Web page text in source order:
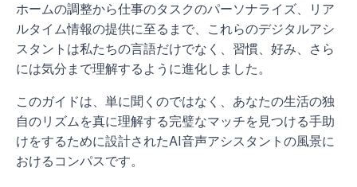
ホームの調整から仕事のタスクのパーソナライズ、リア
ルタイム情報の提供に至るまで、これらのデジタルアシ
スタントは私たちの言語だけでなく、習慣、好み、さら
には気分まで理解するように進化しました。
このガイドは、単に聞くのではなく、あなたの生活の独
自のリズムを真に理解する完璧なマッチを見つける手助
けをするために設計されたAI音声アシスタントの風景に
おけるコンパスです。